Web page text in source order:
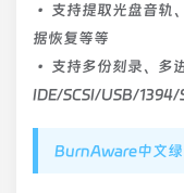
• 支持提取光盘音轨
据恢复等等
• 支持多份刻录、多
IDE/SCSI/USB/1394/
BurnAware中文绿